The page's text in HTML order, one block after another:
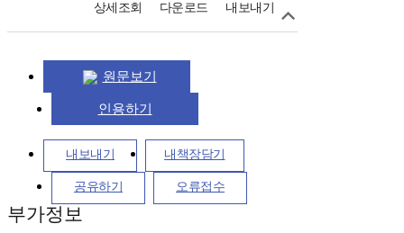
상세조회 다운로드 내보내기
원문보기
인용하기
내보내기 내책장담기
공유하기 오류접수
부가정보